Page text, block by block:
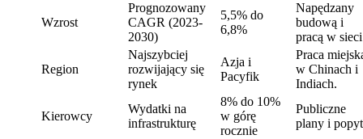
Wzrost
Prognozowany
CAGR (2023-
2030)
5,5% do
6,8%
Napędzany
budową i
pracą w
Region
Najszybciej
rozwijający się
rynek
Azja i
Pacyfik
Praca
w Chinach i
Indiach.
Kierowcy
Wydatki na
infrastrukturę
8% do 10%
w górę
rocznie
Publiczne
plany i